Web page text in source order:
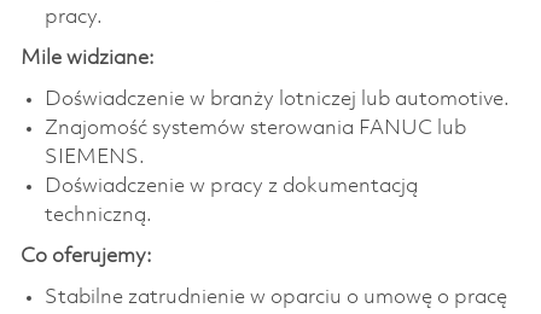
pracy.
Mile widziane:
Doświadczenie w branży lotniczej lub automotive.
Znajomość systemów sterowania FANUC lub
SIEMENS.
Doświadczenie w pracy z dokumentacją
techniczną.
Co oferujemy:
Stabilne zatrudnienie w oparciu o umowę o pracę